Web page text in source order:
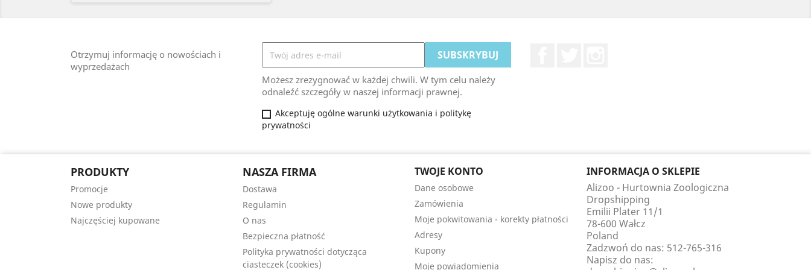
Otrzymuj informację o nowościach i
wyprzedażach
Możesz zrezygnować w każdej chwili. W tym celu należy
odnaleźć szczegóły w naszej informacji prawnej.
Akceptuję ogólne warunki użytkowania i politykę
prywatności
PRODUKTY
Promocje
Nowe produkty
Najczęściej kupowane
NASZA FIRMA
Dostawa
Regulamin
O nas
Bezpieczna płatność
Polityka prywatności dotycząca
ciasteczek (cookies)
TWOJE KONTO
Dane osobowe
Zamówienia
Moje pokwitowania - korekty płatności
Adresy
Kupony
Moje powiadomienia
INFORMACJA O SKLEPIE
Alizoo - Hurtownia Zoologiczna
Dropshipping
Emilii Plater 11/1
78-600 Wałcz
Poland
Zadzwoń do nas: 512-765-316
Napisz do nas: